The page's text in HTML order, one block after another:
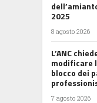
2025
8 agosto 2026
L’ANC
modificare
blocco dei
7 agosto 2026